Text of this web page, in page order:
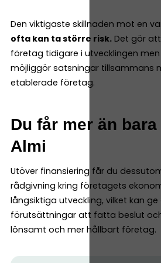
Den viktigaste skillnaden mot en
ofta kan ta större risk. Det gör
företag tidigare i utvecklingen
möjliggör satsningar tillsammans
etablerade företag.
Du får mer än
Almi
Utöver finansiering får du
rådgivning kring företagets
långsiktiga utveckling, vilket kan
förutsättningar att fatta beslut
lönsamt och mer hållbart företag.